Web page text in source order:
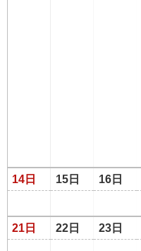
14日 15日 16日
21日 22日 23日